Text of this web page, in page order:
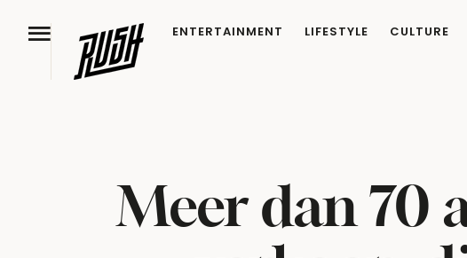
ENTERTAINMENT LIFESTYLE CULTURE
Meer dan 70